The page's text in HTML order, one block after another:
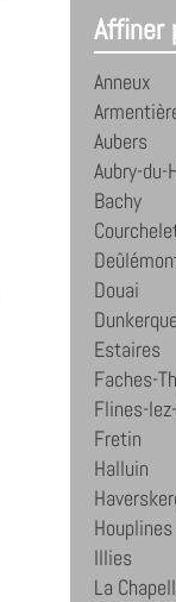
Affiner
Anneux
Aubers
Aubry-du-
Bachy
Douai
Dunkerque
Estaires
Faches-
Flines-
Fretin
Halluin
Houplines
Illies
La